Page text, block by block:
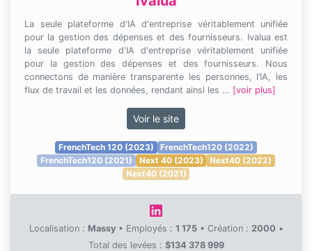
La seule plateforme d'IA d'entreprise véritablement unifiée
pour la gestion des dépenses et des fournisseurs. Ivalua est
la seule plateforme d'IA d'entreprise véritablement unifiée
pour la gestion des dépenses et des fournisseurs. Nous
connectons de manière transparente les personnes, l’IA, les
flux de travail et les données, rendant ainsi les … [voir plus]
Voir le site
FrenchTech 120 (2023)
FrenchTech120 (2022)
FrenchTech120 (2021)
Next 40 (2023)
Next40 (2022)
Next40 (2021)
Localisation : Massy • Employés : 1 175 • Création : 2000 •
Total des levées : $134 378 999